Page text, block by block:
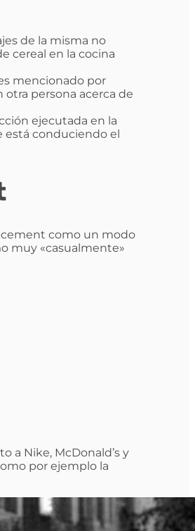
de la misma no
cereal en la cocina
mencionado por
persona acerca de
ejecutada en la
está conduciendo el
como un modo
muy «casualmente»
a Nike, McDonald’s y
por ejemplo la